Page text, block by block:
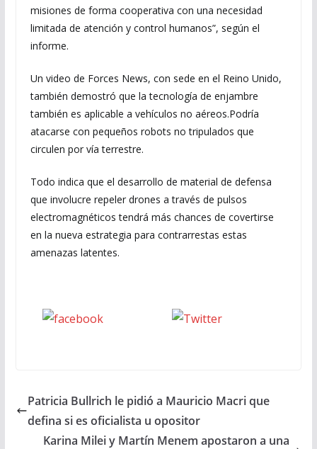
misiones de forma cooperativa con una necesidad
limitada de atención y control humanos”, según el
informe.
Un video de Forces News, con sede en el Reino Unido,
también demostró que la tecnología de enjambre
también es aplicable a vehículos no aéreos.Podría
atacarse con pequeños robots no tripulados que
circulen por vía terrestre.
Todo indica que el desarrollo de material de defensa
que involucre repeler drones a través de pulsos
electromagnéticos tendrá más chances de covertirse
en la nueva estrategia para contrarrestas estas
amenazas latentes.
Patricia Bullrich le pidió a Mauricio Macri que
defina si es oficialista u opositor
Karina Milei y Martín Menem apostaron a una